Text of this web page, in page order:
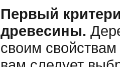
Первый
древесины.
своим